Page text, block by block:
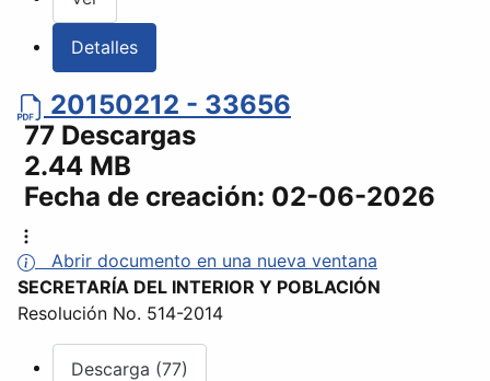
Detalles
20150212 - 33656
77 Descargas
2.44 MB
Fecha de creación: 02-06-2026
Abrir documento en una nueva ventana
SECRETARÍA DEL INTERIOR Y POBLACIÓN
Resolución No. 514-2014
Descarga (77)